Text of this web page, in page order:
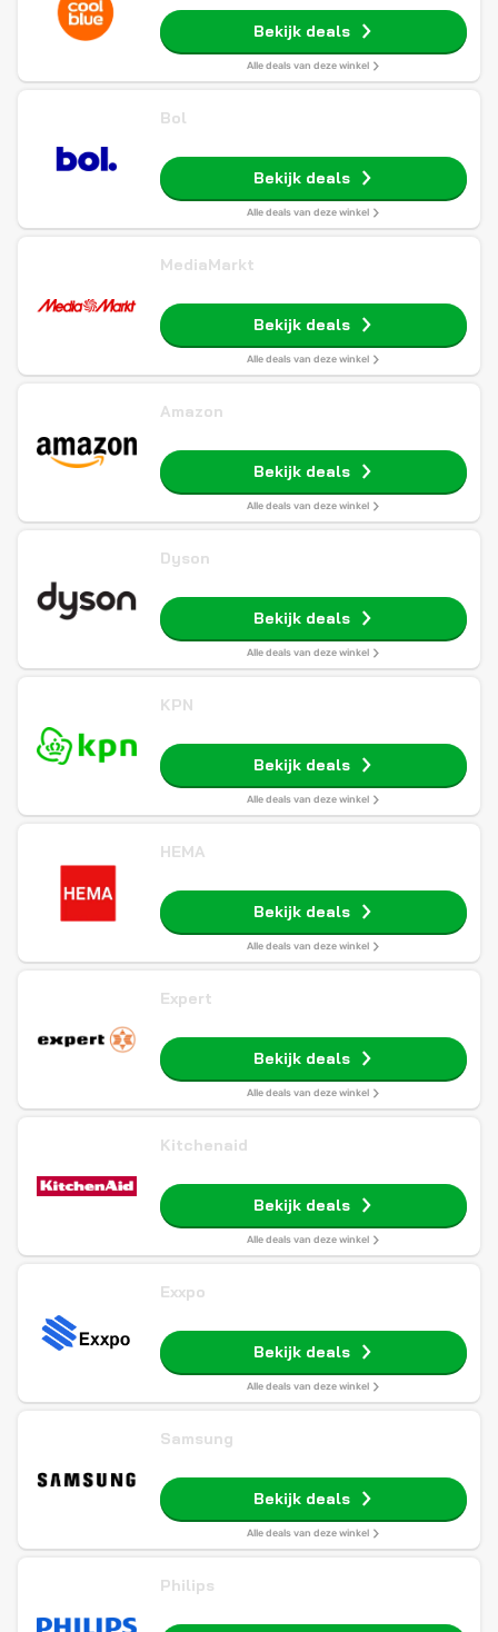
Bekijk deals
Alle deals van deze winkel
Bol
Bekijk deals
Alle deals van deze winkel
MediaMarkt
Bekijk deals
Alle deals van deze winkel
Amazon
Bekijk deals
Alle deals van deze winkel
Dyson
Bekijk deals
Alle deals van deze winkel
KPN
Bekijk deals
Alle deals van deze winkel
HEMA
Bekijk deals
Alle deals van deze winkel
Expert
Bekijk deals
Alle deals van deze winkel
Kitchenaid
Bekijk deals
Alle deals van deze winkel
Exxpo
Bekijk deals
Alle deals van deze winkel
Samsung
Bekijk deals
Alle deals van deze winkel
Philips